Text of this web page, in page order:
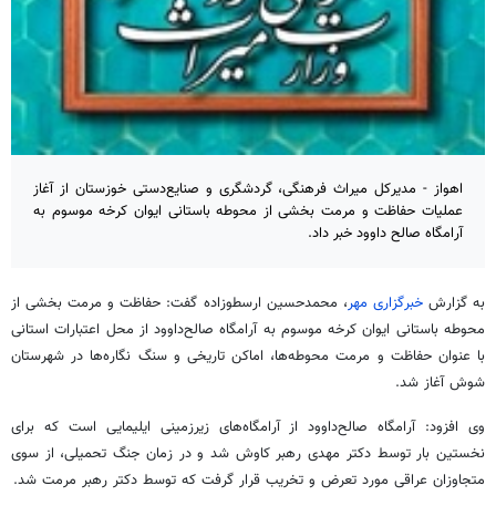
اهواز - مدیرکل میراث‌ فرهنگی، گردشگری و صنایع‌دستی خوزستان از آغاز
عملیات حفاظت و مرمت بخشی از محوطه باستانی ایوان کرخه موسوم به
آرامگاه صالح‌ داوود خبر داد.
به گزارش خبرگزاری مهر، محمدحسین ارسطوزاده گفت: حفاظت و مرمت بخشی از
محوطه باستانی ایوان کرخه موسوم به آرامگاه صالح‌داوود از محل اعتبارات استانی
با عنوان حفاظت و مرمت محوطه‌ها، اماکن تاریخی و سنگ نگاره‌ها در شهرستان
شوش آغاز شد.
وی افزود: آرامگاه صالح‌داوود از آرامگاه‌های زیرزمینی ایلیمایی است که برای
نخستین بار توسط دکتر مهدی رهبر کاوش شد و در زمان جنگ تحمیلی، از سوی
متجاوزان عراقی مورد تعرض و تخریب قرار گرفت که توسط دکتر رهبر مرمت شد.